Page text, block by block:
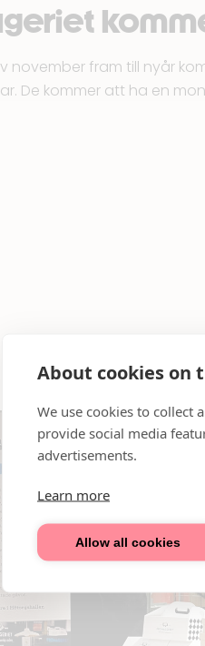
About cookies on
We use cookies to collect
provide social media
advertisements.
Learn more
Allow all cookies
november fram till nyår
De kommer att ha en